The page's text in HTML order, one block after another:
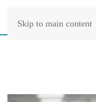
Skip to main content